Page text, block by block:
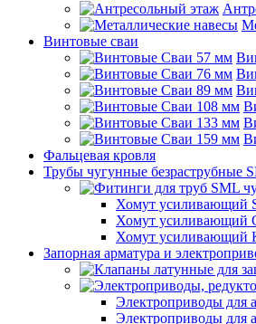
Винтовые сваи
Фальцевая кровля
Трубы чугунные безраструбные
Хомут усиливающий
Хомут усиливающий
Хомут усиливающий
Запорная арматура и
Электроприводы для
Электроприводы для